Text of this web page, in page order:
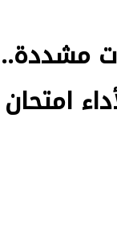
مشددة..